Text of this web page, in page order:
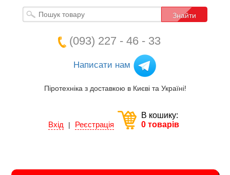
Знайти
(093) 227 - 46 - 33
Написати нам
Піротехніка з доставкою в Києві та Україні!
Вхід | Реєстрація
В кошику:
0 товарів